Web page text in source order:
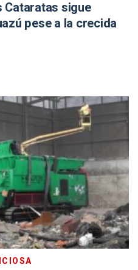
sigue
pese a la crecida